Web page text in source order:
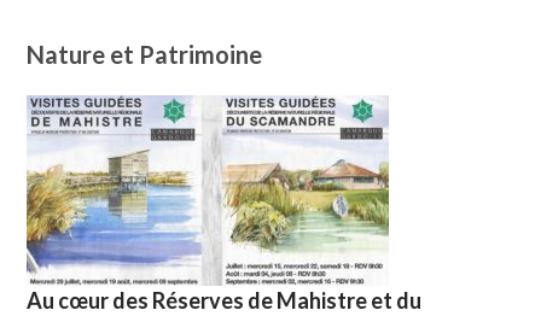
Nature et Patrimoine
Au cœur des Réserves de Mahistre et du